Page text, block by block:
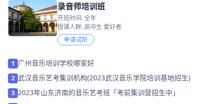
录音师培训班
开班时间: 全年
授课人群: 高中生 爱好者
申请试听
1 广州音乐培训学校哪家好
2 武汉音乐艺考集训机构(2023武汉音乐学院培训基地招生)
3 2023年山东济南的音乐艺考班「考前集训营招生中」